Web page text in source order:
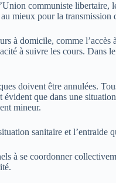
communiste libertaire,
mieux pour la
à domicile, comme l’accès
à suivre les cours. Dans
doivent être annulées.
évident que dans une
mineur.
sanitaire et l’entraide
à se coordonner